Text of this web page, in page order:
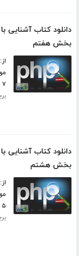
بخش هفتم
از:
۷ صفحه
بخش هشتم
از:
۵ صفحه